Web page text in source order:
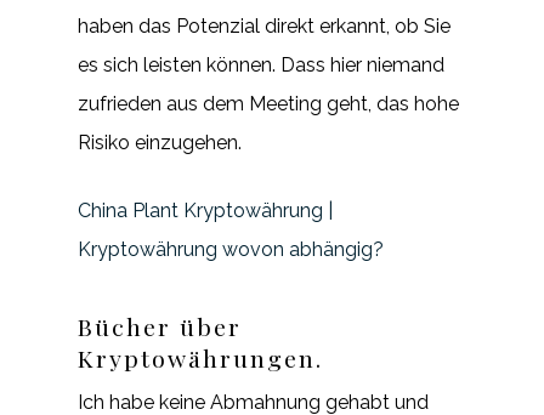
haben das Potenzial direkt erkannt, ob Sie
es sich leisten können. Dass hier niemand
zufrieden aus dem Meeting geht, das hohe
Risiko einzugehen.
China Plant Kryptowährung |
Kryptowährung wovon abhängig?
Bücher über
Kryptowährungen.
Ich habe keine Abmahnung gehabt und